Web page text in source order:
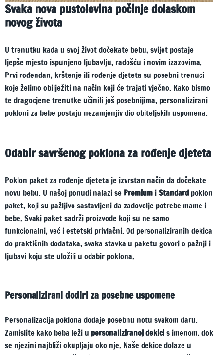
Svaka nova pustolovina počinje dolaskom
novog života
U trenutku kada u svoj život dočekate bebu, svijet postaje
ljepše mjesto ispunjeno ljubavlju, radošću i novim izazovima.
Prvi rođendan, krštenje ili rođenje djeteta su posebni trenuci
koje želimo obilježiti na način koji će trajati vječno. Kako bismo
te dragocjene trenutke učinili još posebnijima, personalizirani
pokloni za bebe postaju nezamjenjiv dio obiteljskih uspomena.
Odabir savršenog poklona za rođenje djeteta
Poklon paket za rođenje djeteta je izvrstan način da dočekate
novu bebu. U našoj ponudi nalazi se Premium iStandard poklon
paket, koji su pažljivo sastavljeni da zadovolje potrebe mame i
bebe. Svaki paket sadrži proizvode koji su ne samo
funkcionalni, već i estetski privlačni. Od personaliziranih dekica
do praktičnih dodataka, svaka stavka u paketu govori o pažnji i
ljubavi koju ste uložili u odabir poklona.
Personalizirani dodiri za posebne uspomene
Personalizacija poklona dodaje posebnu notu svakom daru.
Zamislite kako beba leži u personaliziranoj dekicis imenom, dok
se njezini najbliži okupljaju oko nje. Naše dekice dolaze u